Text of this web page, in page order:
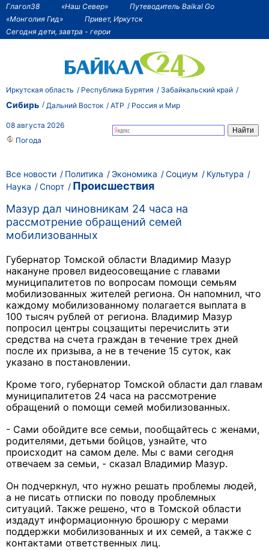
Глагол38 «Наш Север»
Путеводитель Baikal Go
«Монголия Гид»
Привет, Иркутск
Сегодня дети, завтра - герои
Иркутская область Республика Бурятия Забайкальский край
Сибирь Дальний Восток АТР Россия и Мир
08 августа 2026
Погода
Все новости Политика Экономика Социум
Культура
Наука
Спорт
Происшествия
Мазур дал чиновникам 24 часа на
рассмотрение обращений семей
мобилизованных
Губернатор Томской области Владимир Мазур
накануне провел видеосовещание с главами
муниципалитетов по вопросам помощи семьям
мобилизованных жителей региона. Он напомнил, что
каждому мобилизованному полагается выплата в
100 тысяч рублей от региона. Владимир Мазур
попросил центры соцзащиты перечислить эти
средства на счета граждан в течение трех дней
после их призыва, а не в течение 15 суток, как
указано в постановлении.
Кроме того, губернатор Томской области дал главам
муниципалитетов 24 часа на рассмотрение
обращений о помощи семей мобилизованных.
- Сами обойдите все семьи, пообщайтесь с женами,
родителями, детьми бойцов, узнайте, что
происходит на самом деле. Мы с вами сегодня
отвечаем за семьи, - сказал Владимир Мазур.
Он подчеркнул, что нужно решать проблемы людей,
а не писать отписки по поводу проблемных
ситуаций. Также решено, что в Томской области
издадут информационную брошюру с мерами
поддержки мобилизованных и их семей, а также с
контактами ответственных лиц.